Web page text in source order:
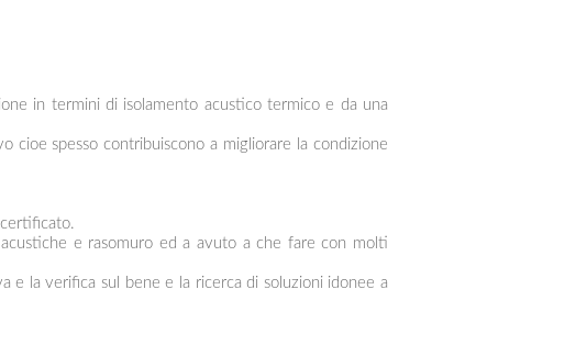
in termini di isolamento acustico termico e da una
cioe spesso contribuiscono a migliorare la condizione
e rasomuro ed a avuto a che fare con molti
e la verifica sul bene e la ricerca di soluzioni idonee a